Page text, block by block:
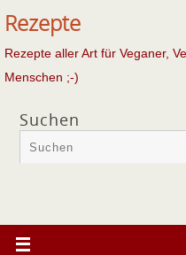
Rezepte
Rezepte aller Art für Veganer,
Menschen ;-)
Suchen